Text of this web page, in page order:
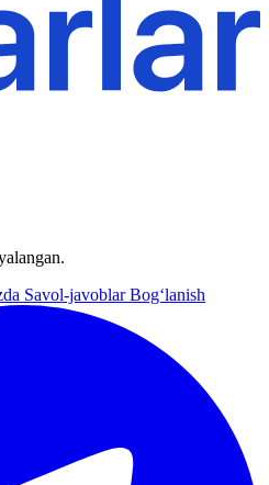
Savol-javoblarBog‘lanish